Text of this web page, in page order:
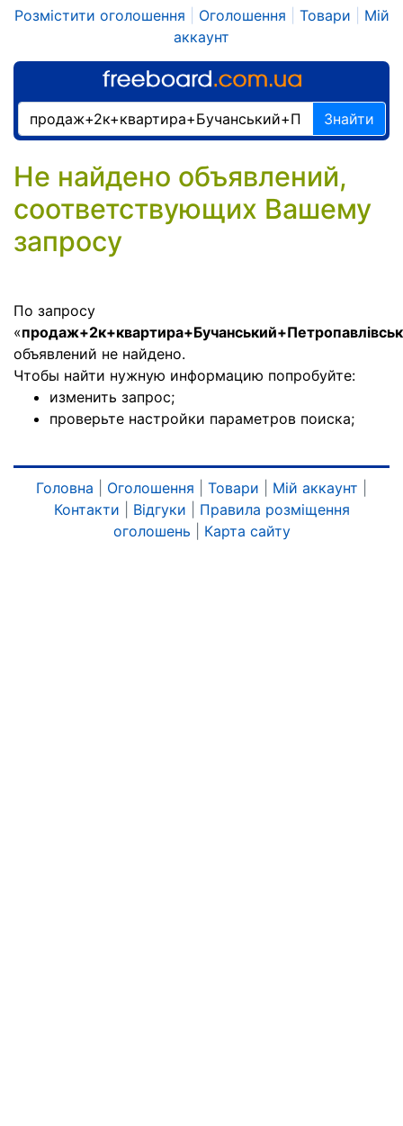
Розмістити оголошення Оголошення Товари
Мій
аккаунт
Знайти
Не найдено объявлений,
соответствующих Вашему
запросу
По запросу
«
объявлений не найдено.
Чтобы найти нужную информацию попробуйте:
изменить запрос;
проверьте настройки параметров поиска;
Головна Оголошення Товари Мій аккаунт
Контакти
Відгуки
Правила розміщення
оголошень
Карта сайту